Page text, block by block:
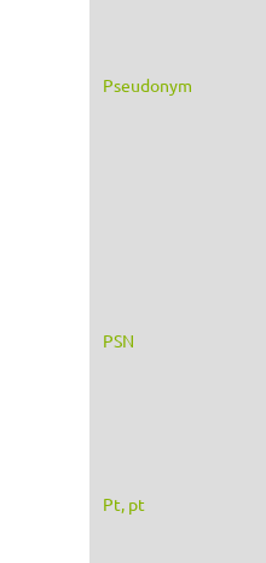
Pseudonym
PSN
Pt, pt